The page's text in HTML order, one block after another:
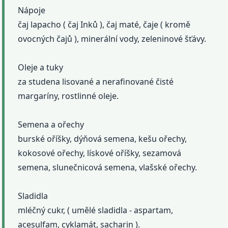
Nápoje
čaj lapacho ( čaj Inků ), čaj maté, čaje ( kromě
ovocných čajů ), minerální vody, zeleninové šťávy.
Oleje a tuky
za studena lisované a nerafinované čisté
margaríny, rostlinné oleje.
Semena a ořechy
burské oříšky, dýňová semena, kešu ořechy,
kokosové ořechy, lískové oříšky, sezamová
semena, slunečnicová semena, vlašské ořechy.
Sladidla
mléčný cukr, ( umělé sladidla - aspartam,
acesulfam, cyklamát, sacharin ).